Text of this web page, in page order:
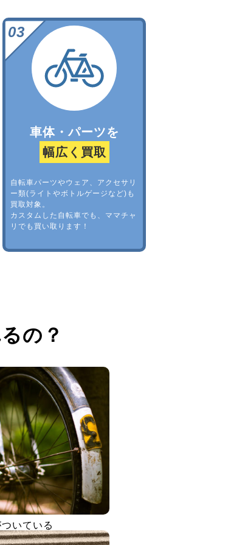
車体・パーツを
幅広く買取
自転車パーツやウェア、アクセサリ
ー類(ライトやボトルゲージなど)も
買取対象。
カスタムした自転車でも、ママチャ
リでも買い取ります！
の？
いている